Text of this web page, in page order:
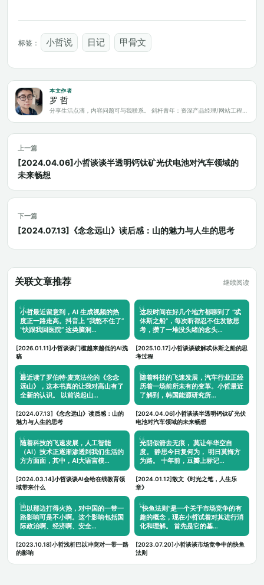
标签： 小哲说 日记 甲骨文
本文作者
罗 哲
上一篇
[2024.04.06]小哲谈谈半透明钙钛矿光伏电池对汽车领域的
未来畅想
下一篇
[2024.07.13]《念念远山》读后感：山的魅力与人生的思考
关联文章推荐 继续阅读
小哲最近留意到，AI 生成视频的热
度正一路走高。抖音上 “我憋不住了”
“快跟我回医院” 这类脑洞…
[2026.01.11]小哲谈谈门槛越来越低的AI洗
稿
这段时间在好几个地方都聊到了 “忒
休斯之船”，每次听都忍不住发散思
考，攒了一堆没头绪的念头…
[2025.10.17]小哲谈谈破解忒休斯之船的思
考过程
最近读了罗伯特·麦克法伦的《念念
远山》，这本书真的让我对高山有了
全新的认识。 以前说起山…
[2024.07.13]《念念远山》读后感：山的
魅力与人生的思考
随着科技的飞速发展，汽车行业正经
历着一场前所未有的变革。小哲最近
了解到，韩国能源研究所…
[2024.04.06]小哲谈谈半透明钙钛矿光伏
电池对汽车领域的未来畅想
随着科技的飞速发展，人工智能
（AI）技术正逐渐渗透到我们生活的
方方面面，其中，AI大语言模…
[2024.03.14]小哲谈谈AI会给在线教育领
域带来什么
光阴似箭去无痕， 莫让年华空自
度。 静思今日复何为， 明日莫悔方
为路。 十年前，豆瓣上标记…
[2024.01.12]散文《时光之笔，人生乐
章》
巴以那边打得火热，对中国的一带一
路影响可是不小啊。这个影响包括国
际政治啊、经济啊、安全…
[2023.10.18]小哲浅析巴以冲突对一带一路
的影响
“快鱼法则”是一个关于市场竞争的有
趣的概念，现在小哲试着对其进行消
化和理解。 首先是它的基…
[2023.07.20]小哲谈谈市场竞争中的快鱼
法则